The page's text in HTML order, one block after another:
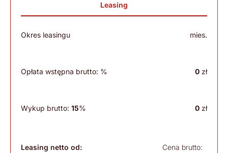
Leasing
Okres leasingu mies.
Opłata wstępna brutto: % 0 zł
Wykup brutto: 15% 0 zł
Leasing netto od: Cena brutto: